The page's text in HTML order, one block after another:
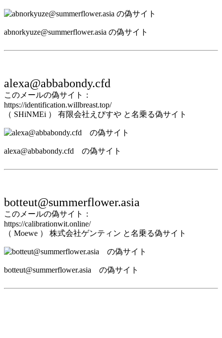
abnorkyuze@summerflower.asia の偽サイト
alexa@abbabondy.cfd
このメールの偽サイト：
https://identification.willbreast.top/
（ SHiNMEi ） 有限会社えびすや と名乗る偽サイト
alexa@abbabondy.cfd の偽サイト
botteut@summerflower.asia
このメールの偽サイト：
https://calibrationwit.online/
（ Moewe ） 株式会社ゲンティン と名乗る偽サイト
botteut@summerflower.asia の偽サイト